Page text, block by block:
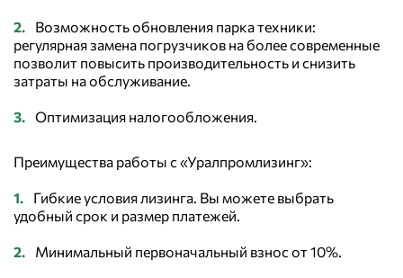
Возможность обновления парка техники:
регулярная замена погрузчиков на более современные
позволит повысить производительность и снизить
затраты на обслуживание.
Оптимизация налогообложения.
Преимущества работы с «Уралпромлизинг»:
Гибкие условия лизинга. Вы можете выбрать
удобный срок и размер платежей.
Минимальный первоначальный взнос от 10%.